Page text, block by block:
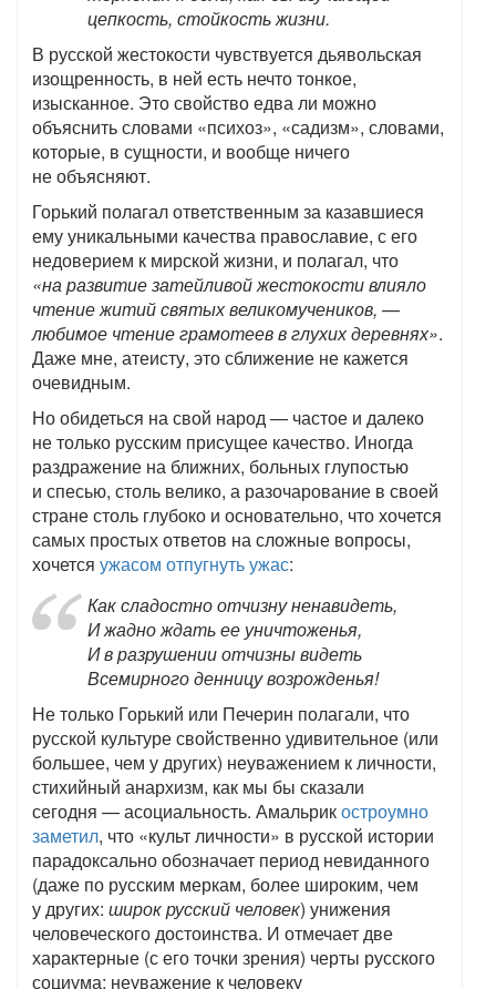
цепкость, стойкость жизни.
В русской жестокости чувствуется дьявольская
изощренность, в ней есть нечто тонкое,
изысканное. Это свойство едва ли можно
объяснить словами «психоз», «садизм», словами,
которые, в сущности, и вообще ничего
не объясняют.
Горький полагал ответственным за казавшиеся
ему уникальными качества православие, с его
недоверием к мирской жизни, и полагал, что
«на развитие затейливой жестокости влияло
чтение житий святых великомучеников, —
любимое чтение грамотеев в глухих деревнях».
Даже мне, атеисту, это сближение не кажется
очевидным.
Но обидеться на свой народ — частое и далеко
не только русским присущее качество. Иногда
раздражение на ближних, больных глупостью
и спесью, столь велико, а разочарование в своей
стране столь глубоко и основательно, что хочется
самых простых ответов на сложные вопросы,
хочется ужасом отпугнуть ужас:
Как сладостно отчизну ненавидеть,
И жадно ждать ее уничтоженья,
И в разрушении отчизны видеть
Всемирного денницу возрожденья!
Не только Горький или Печерин полагали, что
русской культуре свойственно удивительное (или
большее, чем у других) неуважением к личности,
стихийный анархизм, как мы бы сказали
сегодня — асоциальность. Амальрикостроумно
заметил, что «культ личности» в русской истории
парадоксально обозначает период невиданного
(даже по русским меркам, более широким, чем
у других: широк русский человек) унижения
человеческого достоинства. И отмечает две
характерные (с его точки зрения) черты русского
социума: неуважение к человеку